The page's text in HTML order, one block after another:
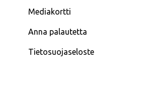
Mediakortti
Anna palautetta
Tietosuojaseloste